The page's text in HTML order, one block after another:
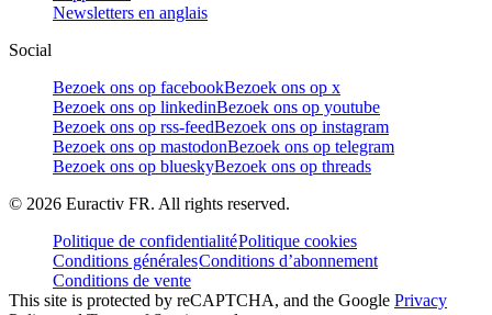
Newsletters en anglais
Social
Bezoek ons op facebookBezoek ons op x
Bezoek ons op linkedinBezoek ons op youtube
Bezoek ons op rss-feedBezoek ons op instagram
Bezoek ons op mastodonBezoek ons op telegram
Bezoek ons op blueskyBezoek ons op threads
© 2026 Euractiv FR. All rights reserved.
Politique de confidentialitéPolitique cookies
Conditions généralesConditions d’abonnement
Conditions de vente
This site is protected by reCAPTCHA, and the Google Privacy